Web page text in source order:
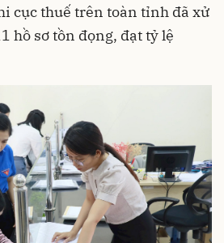
cục thuế trên toàn tỉnh đã xử
hồ sơ tồn đọng, đạt tỷ lệ